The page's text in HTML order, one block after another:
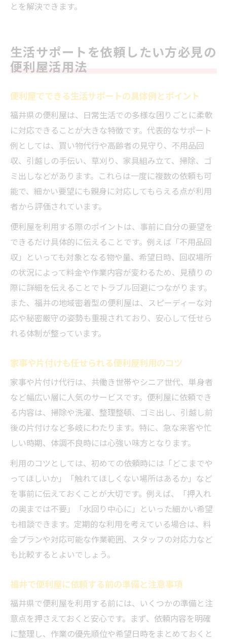
とを解決できます。
生活サポートを依頼したい方必見の
便利屋活用法
便利屋でできる生活サポートの具体例とポイント
福井県の便利屋は、日常生活での多様な困りごとに柔軟
に対応できることが大きな特徴です。代表的なサポート
例としては、買い物代行や高齢者の見守り、不用品回
収、引越しの手伝い、草刈り、家具組み立て、掃除、ゴ
ミ出しなどがあります。これらは一度に複数の依頼も可
能で、細かい要望にも親身に対応してもらえる点が利用
者から評価されています。
便利屋を利用する際のポイントは、事前に自分の要望を
できるだけ具体的に伝えることです。例えば「不用品回
収」といっても対象となる物や量、希望日時、回収場所
の状況によって料金や作業内容が変わるため、見積りの
際に詳細を伝えることでトラブル回避につながります。
また、福井の地域密着型の便利屋は、スピーディーな対
応や秘密厳守の姿勢も重視されており、安心して任せら
れる体制が整っています。
家事や片付けも任せられる便利屋利用のコツ
家事や片付け代行は、共働き世帯やシニア世代、単身者
など幅広い層に人気のサービスです。便利屋に依頼でき
る内容は、掃除や洗濯、整理整頓、ゴミ出し、引越し前
後の片付けなど多岐にわたります。特に、急な来客や忙
しい時期、体調不良時には心強い味方となります。
利用のコツとしては、初めての依頼時には「どこまでや
ってほしいか」「触れてほしくない場所はあるか」など
を事前に伝えておくことが大切です。例えば、「押入れ
の奥までは不要」「水回り中心に」といった細かい希望
も相談できます。定期的な利用を考えている場合は、料
金プランや対応可能な作業範囲、スタッフの対応力など
も比較するとよいでしょう。
福井で便利屋に依頼する前の準備と注意事項
福井県で便利屋を利用する前には、いくつかの準備と注
意点を押さえておくと安心です。まず、依頼内容を明確
に整理し、作業の優先順位や希望日時をまとめておくと